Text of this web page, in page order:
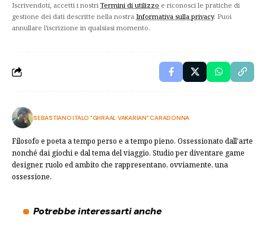
Iscrivendoti, accetti i nostri Termini di utilizzo e riconosci le pratiche di
gestione dei dati descritte nella nostra Informativa sulla privacy. Puoi
annullare l'iscrizione in qualsiasi momento.
SEBASTIANO ITALO "GHRAAL VAKARIAN" CARADONNA
Filosofo e poeta a tempo perso e a tempo pieno. Ossessionato dall'arte
nonché dai giochi e dal tema del viaggio. Studio per diventare game
designer, ruolo ed ambito che rappresentano, ovviamente, una
ossessione.
Potrebbe interessarti anche